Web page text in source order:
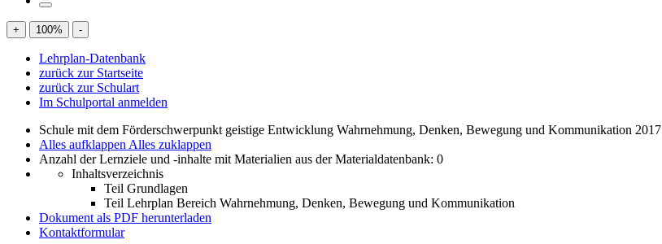
+ 100% -
Lehrplan-Datenbank
zurück zur Startseite
zurück zur Schulart
Im Schulportal anmelden
Schule mit dem Förderschwerpunkt geistige Entwicklung Wahrnehmung, Denken, Bewegung und Kommunikation 2017
Alles aufklappen Alles zuklappen
Anzahl der Lernziele und -inhalte mit Materialien aus der Materialdatenbank: 0
Inhaltsverzeichnis
Teil Grundlagen
Teil Lehrplan Bereich Wahrnehmung, Denken, Bewegung und Kommunikation
Dokument als PDF herunterladen
Kontaktformular